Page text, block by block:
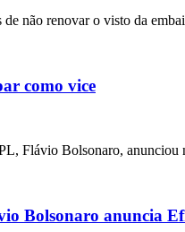
não renovar o visto da
como vice
Flávio Bolsonaro,
Bolsonaro anuncia